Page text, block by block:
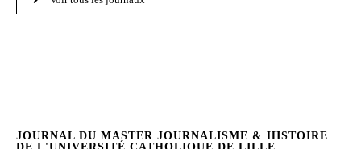
JOURNAL DU MASTER JOURNALISME & HISTOIRE